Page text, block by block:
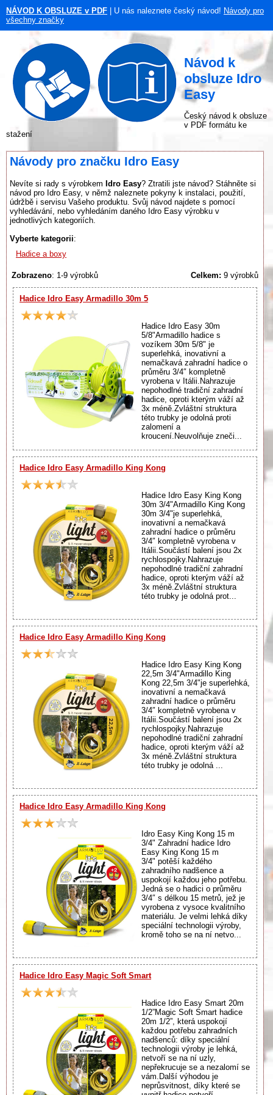
NÁVOD K OBSLUZE v PDF | U nás naleznete český návod! Návody pro
všechny značky
Návod k
obsluze Idro
Easy
Český návod k obsluze
v PDF formátu ke
stažení
Návody pro značku Idro Easy
Nevíte si rady s výrobkem Idro Easy? Ztratili jste návod? Stáhněte si
návod pro Idro Easy, v němž naleznete pokyny k instalaci, použití,
údržbě i servisu Vašeho produktu. Svůj návod najdete s pomocí
vyhledávání, nebo vyhledáním daného Idro Easy výrobku v
jednotlivých kategoriích.
Vyberte kategorii:
Hadice a boxy
Zobrazeno: 1-9 výrobků Celkem: 9 výrobků
Hadice Idro Easy Armadillo 30m 5
Hadice Idro Easy 30m
5/8"Armadillo hadice s
vozíkem 30m 5/8" je
superlehká, inovativní a
nemačkavá zahradní hadice o
průměru 3/4″ kompletně
vyrobena v Itálii.Nahrazuje
nepohodlné tradiční zahradní
hadice, oproti kterým váží až
3x méně.Zvláštní struktura
této trubky je odolná proti
zalomení a
kroucení.Neuvolňuje zneči...
Hadice Idro Easy Armadillo King Kong
Hadice Idro Easy King Kong
30m 3/4"Armadillo King Kong
30m 3/4"je superlehká,
inovativní a nemačkavá
zahradní hadice o průměru
3/4″ kompletně vyrobena v
Itálii.Součástí balení jsou 2x
rychlospojky.Nahrazuje
nepohodlné tradiční zahradní
hadice, oproti kterým váží až
3x méně.Zvláštní struktura
této trubky je odolná prot...
Hadice Idro Easy Armadillo King Kong
Hadice Idro Easy King Kong
22,5m 3/4"Armadillo King
Kong 22,5m 3/4"je superlehká,
inovativní a nemačkavá
zahradní hadice o průměru
3/4″ kompletně vyrobena v
Itálii.Součástí balení jsou 2x
rychlospojky.Nahrazuje
nepohodlné tradiční zahradní
hadice, oproti kterým váží až
3x méně.Zvláštní struktura
této trubky je odolná ...
Hadice Idro Easy Armadillo King Kong
Idro Easy King Kong 15 m
3/4" Zahradní hadice Idro
Easy King Kong 15 m
3/4" potěší každého
zahradního nadšence a
uspokojí každou jeho potřebu.
Jedná se o hadici o průměru
3/4″ s délkou 15 metrů, jež je
vyrobena z vysoce kvalitního
materiálu. Je velmi lehká díky
speciální technologii výroby,
kromě toho se na ní netvo...
Hadice Idro Easy Magic Soft Smart
Hadice Idro Easy Smart 20m
1/2”Magic Soft Smart hadice
20m 1/2”, která uspokojí
každou potřebu zahradních
nadšenců: díky speciální
technologii výroby je lehká,
netvoří se na ní uzly,
nepřekrucuje se a nezalomí se
vám.Další výhodou je
neprůsvitnost, díky které se